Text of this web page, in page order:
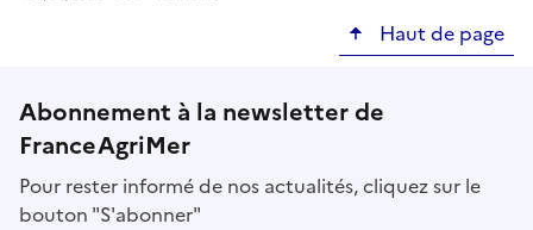
Haut de page
Abonnement à la newsletter de
FranceAgriMer
Pour rester informé de nos actualités, cliquez sur le
bouton "S'abonner"